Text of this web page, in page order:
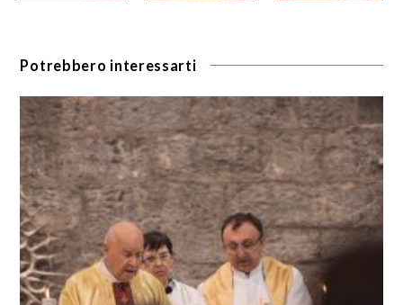
Potrebbero interessarti